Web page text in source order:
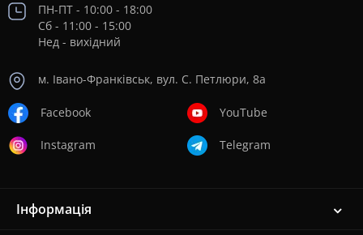
ПН-ПТ - 10:00 - 18:00
Сб - 11:00 - 15:00
Нед - вихідний
м. Івано-Франківськ, вул. С. Петлюри, 8а
Facebook
Instagram
YouTube
Telegram
Інформація